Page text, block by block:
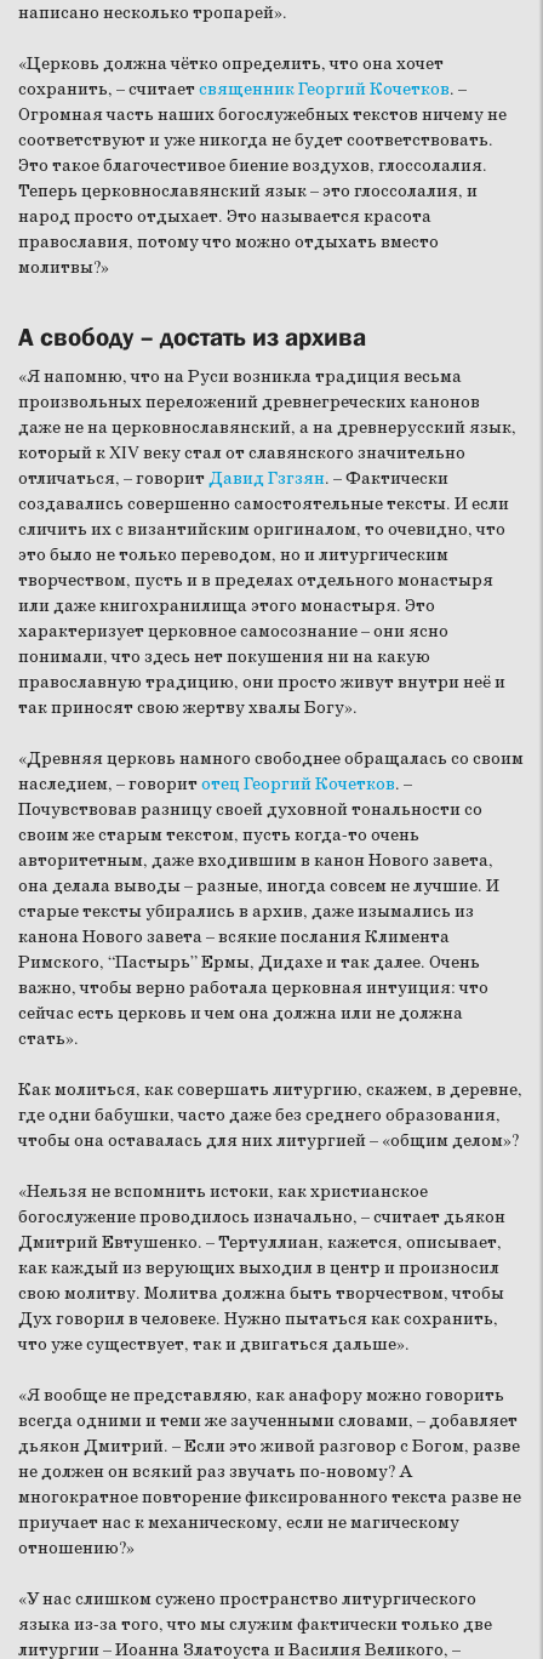
написано несколько тропарей».
«Церковь должна чётко определить, что она хочет
сохранить, – считаетсвященник Георгий Кочетков. –
Огромная часть наших богослужебных текстов ничему не
соответствуют и уже никогда не будет соответствовать.
Это такое благочестивое биение воздухов, глоссолалия.
Теперь церковнославянский язык – это глоссолалия, и
народ просто отдыхает. Это называется красота
православия, потому что можно отдыхать вместо
молитвы?»
А свободу – достать из архива
«Я напомню, что на Руси возникла традиция весьма
произвольных переложений древнегреческих канонов
даже не на церковнославянский, а на древнерусский язык,
который к XIV веку стал от славянского значительно
отличаться, – говоритДавид Гзгзян. – Фактически
создавались совершенно самостоятельные тексты. И если
сличить их с византийским оригиналом, то очевидно, что
это было не только переводом, но и литургическим
творчеством, пусть и в пределах отдельного монастыря
или даже книгохранилища этого монастыря. Это
характеризует церковное самосознание – они ясно
понимали, что здесь нет покушения ни на какую
православную традицию, они просто живут внутри неё и
так приносят свою жертву хвалы Богу».
«Древняя церковь намного свободнее обращалась со своим
наследием, – говоритотец Георгий Кочетков. –
Почувствовав разницу своей духовной тональности со
своим же старым текстом, пусть когда-то очень
авторитетным, даже входившим в канон Нового завета,
она делала выводы – разные, иногда совсем не лучшие. И
старые тексты убирались в архив, даже изымались из
канона Нового завета – всякие послания Климента
Римского, “Пастырь” Ермы, Дидахе и так далее. Очень
важно, чтобы верно работала церковная интуиция: что
сейчас есть церковь и чем она должна или не должна
стать».
Как молиться, как совершать литургию, скажем, в деревне,
где одни бабушки, часто даже без среднего образования,
чтобы она оставалась для них литургией – «общим делом»?
«Нельзя не вспомнить истоки, как христианское
богослужение проводилось изначально, – считает дьякон
Дмитрий Евтушенко. – Тертуллиан, кажется, описывает,
как каждый из верующих выходил в центр и произносил
свою молитву. Молитва должна быть творчеством, чтобы
Дух говорил в человеке. Нужно пытаться как сохранить,
что уже существует, так и двигаться дальше».
«Я вообще не представляю, как анафору можно говорить
всегда одними и теми же заученными словами, – добавляет
дьякон Дмитрий. – Если это живой разговор с Богом, разве
не должен он всякий раз звучать по-новому? А
многократное повторение фиксированного текста разве не
приучает нас к механическому, если не магическому
отношению?»
«У нас слишком сужено пространство литургического
языка из-за того, что мы служим фактически только две
литургии – Иоанна Златоуста и Василия Великого, –